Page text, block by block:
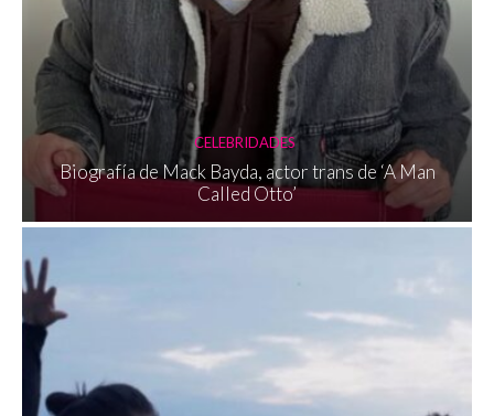
CELEBRIDADES
Biografía de Mack Bayda, actor trans de ‘A Man
Called Otto’